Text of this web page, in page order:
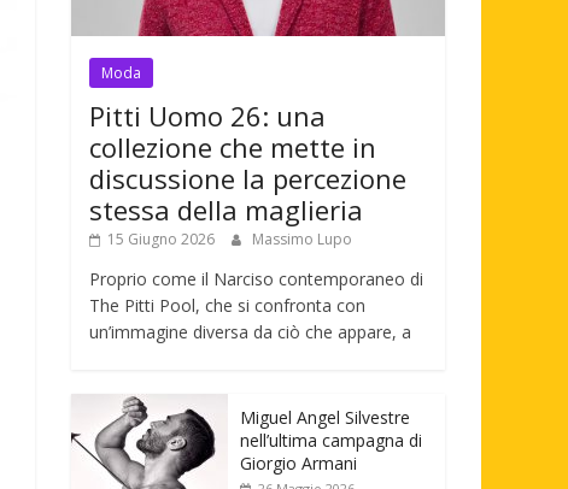
Moda
Pitti Uomo 26: una
collezione che mette in
discussione la percezione
stessa della maglieria
15 Giugno 2026 Massimo Lupo
Proprio come il Narciso contemporaneo di
The Pitti Pool, che si confronta con
un’immagine diversa da ciò che appare, a
Miguel Angel Silvestre
nell’ultima campagna di
Giorgio Armani